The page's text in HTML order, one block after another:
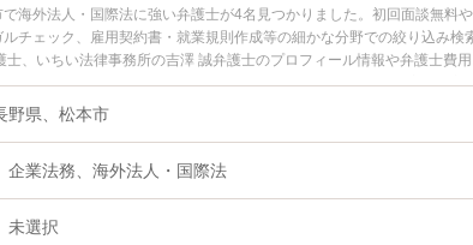
海外法人・国際法に強い弁護士が4名見つかりました。初回面談無
チェック、雇用契約書・就業規則作成等の細かな分野での絞り込み
士、いちい法律事務所の吉澤 誠弁護士のプロフィール情報や弁護士費
弁護士に相談したい』『海外法人・国際法のトラブル解決の実績豊
談予約したい』などでお困りの相談者さんにおすすめです。
野県、松本市
企業法務、海外法人・国際法
未選択